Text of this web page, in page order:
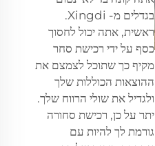
בגדלים מ- Xingdi.
ראשית, אתה יכול לחסוך
כסף על ידי רכישת סחר
מקיף כך שתוכל לצמצם את
ההוצאות הכוללות שלך
ולגדיל את שולי הרווח שלך.
יתר על כן, רכישת סחורה
גורמת לך להיות עם